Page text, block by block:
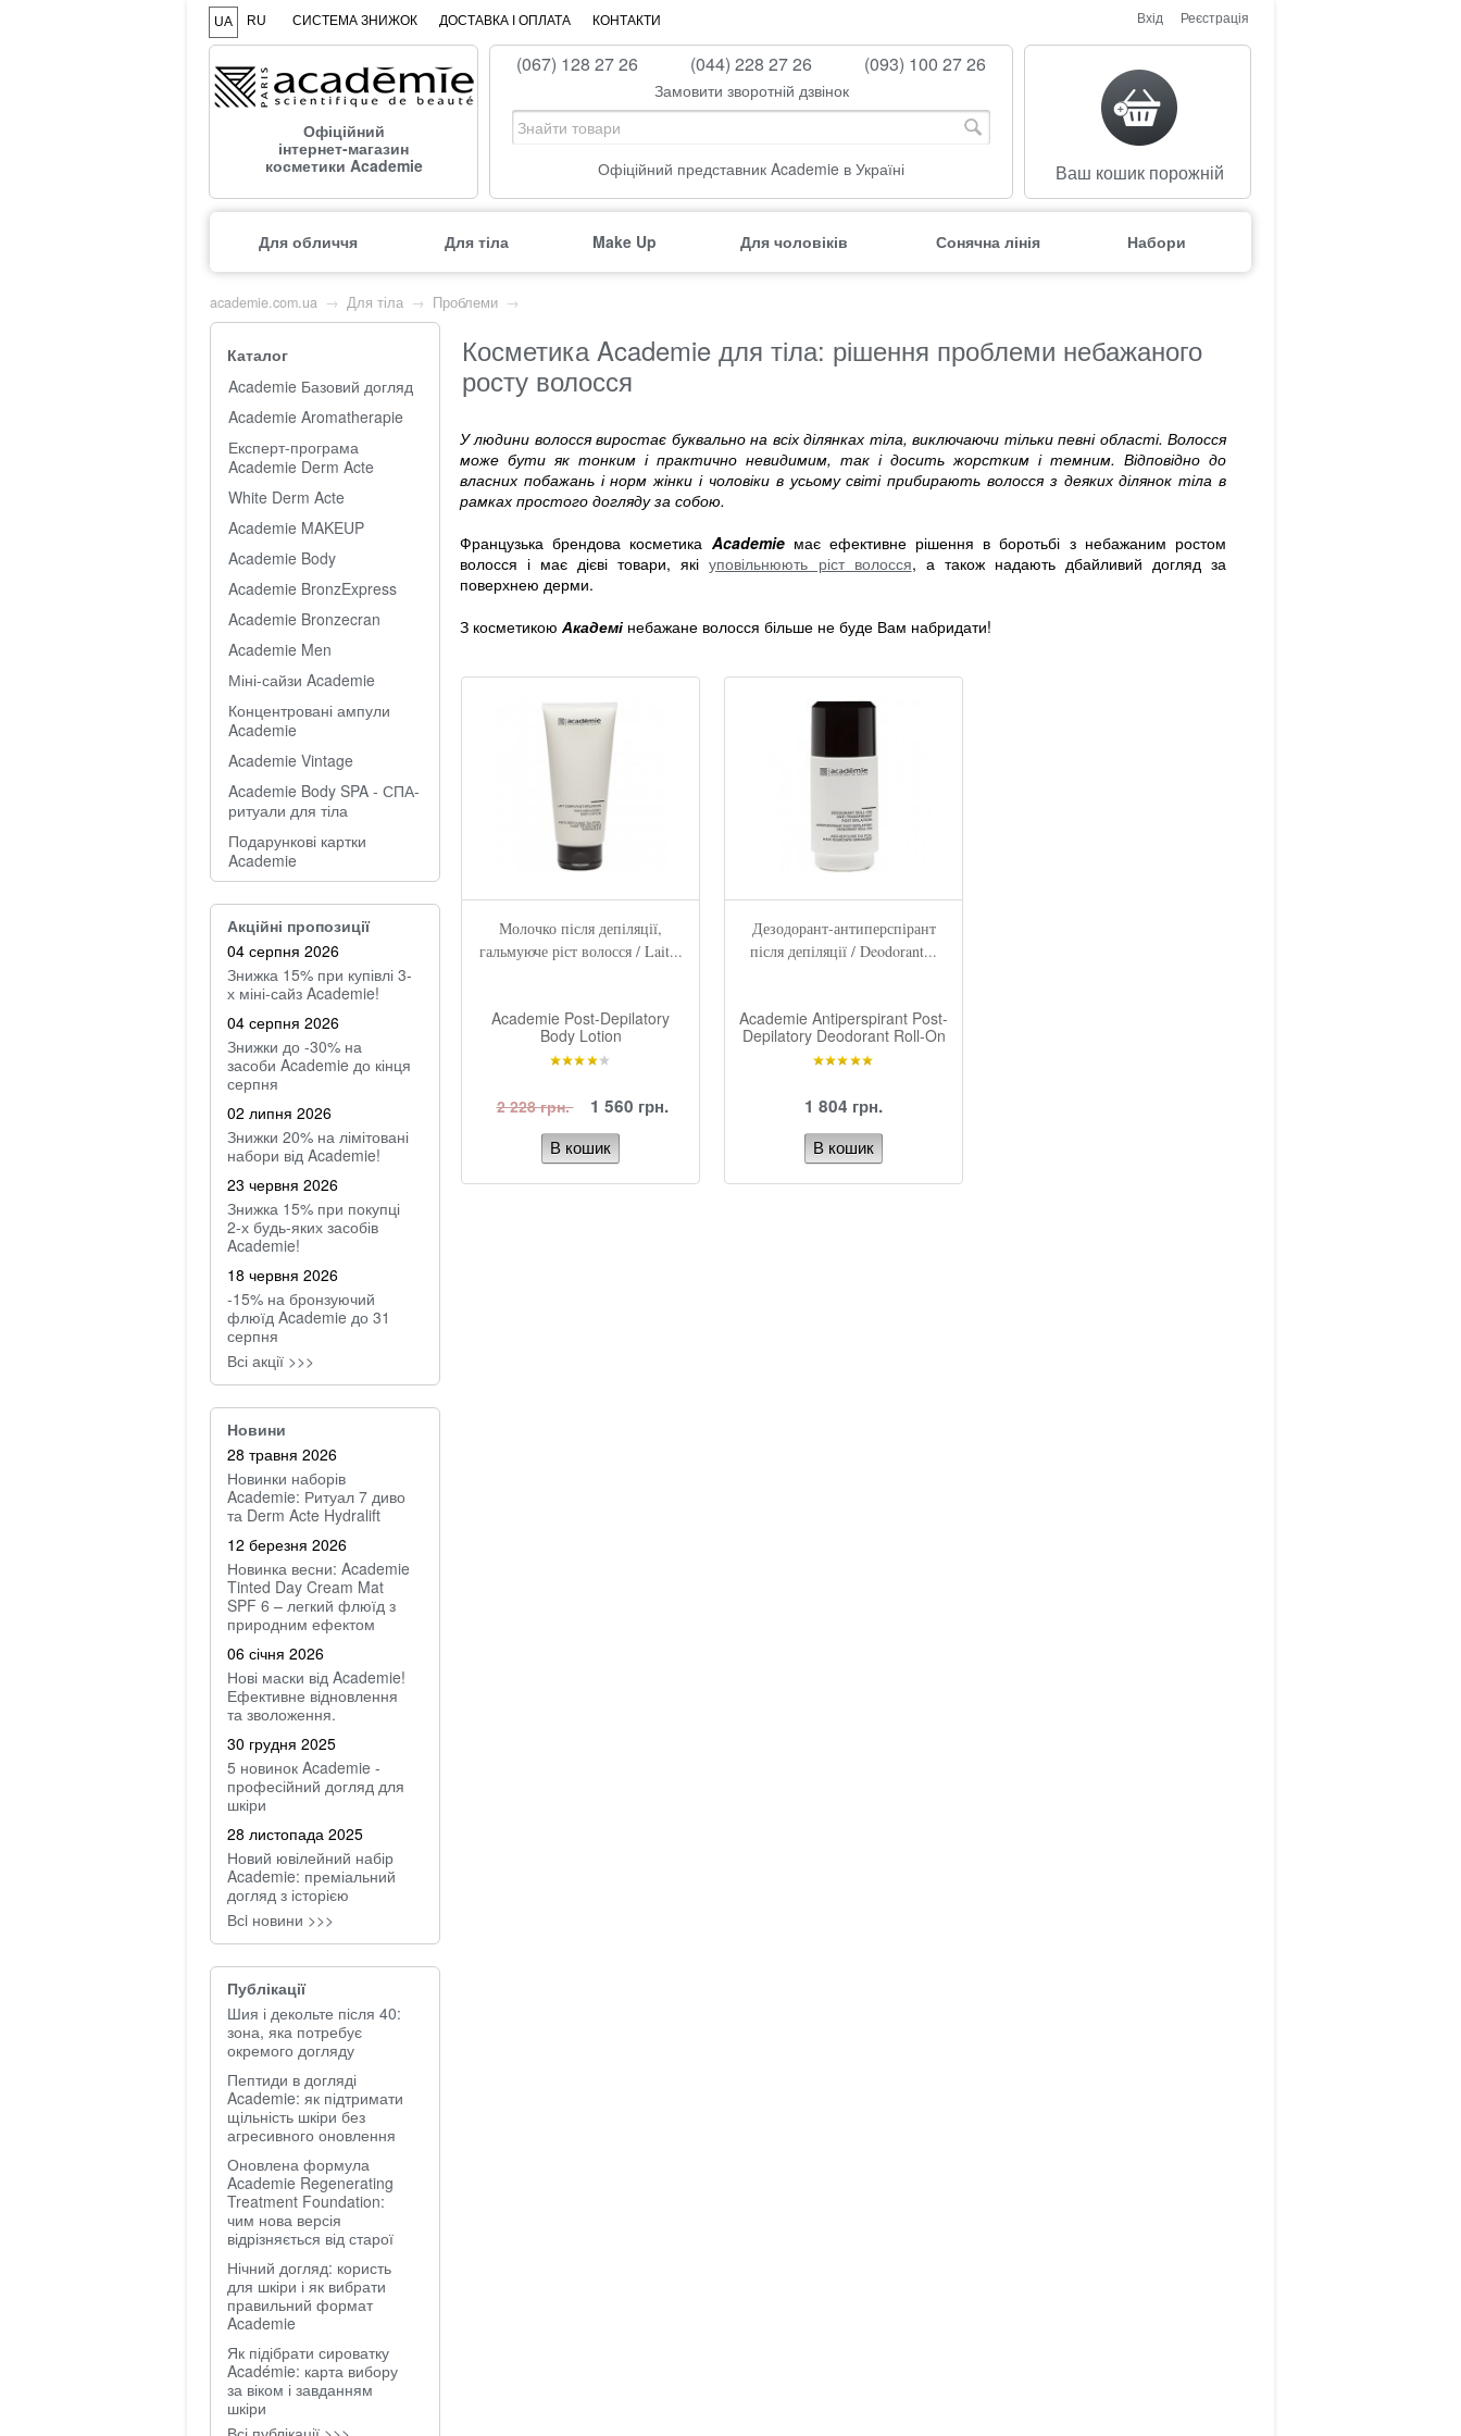
UA RU СИСТЕМА ЗНИЖОК ДОСТАВКА І ОПЛАТА КОНТАКТИ Вхід Реєстрація
Офіційний
інтернет-магазин
косметики Academie
(067) 128 27 26 (044) 228 27 26 (093) 100 27 26
Замовити зворотній дзвінок
Офіційний представник Academie в Україні Ваш кошик порожній
Для обличчя Для тіла Make Up Для чоловіків Сонячна лінія Набори
academie.com.ua → Для тіла → Проблеми →
Каталог
Academie Базовий догляд
Academie Aromatherapie
Експерт-програма
Academie Derm Acte
White Derm Acte
Academie MAKEUP
Academie Body
Academie BronzExpress
Academie Bronzecran
Academie Men
Міні-сайзи Academie
Концентровані ампули
Academie
Academie Vintage
Academie Body SPA - СПА-
ритуали для тіла
Подарункові картки
Academie
Акційні пропозиції
04 серпня 2026
Знижка 15% при купівлі 3-
х міні-сайз Academie!
04 серпня 2026
Знижки до -30% на
засоби Academie до кінця
серпня
02 липня 2026
Знижки 20% на лімітовані
набори від Academie!
23 червня 2026
Знижка 15% при покупці
2-х будь-яких засобів
Academie!
18 червня 2026
-15% на бронзуючий
флюїд Academie до 31
серпня
Всі акції >>>
Новини
28 травня 2026
Новинки наборів
Academie: Ритуал 7 диво
та Derm Acte Hydralift
12 березня 2026
Новинка весни: Academie
Tinted Day Cream Mat
SPF 6 – легкий флюїд з
природним ефектом
06 січня 2026
Нові маски від Academie!
Ефективне відновлення
та зволоження.
30 грудня 2025
5 новинок Academie -
професійний догляд для
шкіри
28 листопада 2025
Новий ювілейний набір
Academie: преміальний
догляд з історією
Всi новини >>>
Публікації
Шия і декольте після 40:
зона, яка потребує
окремого догляду
Пептиди в догляді
Academie: як підтримати
щільність шкіри без
агресивного оновлення
Оновлена формула
Academie Regenerating
Treatment Foundation:
чим нова версія
відрізняється від старої
Нічний догляд: користь
для шкіри і як вибрати
правильний формат
Academie
Як підібрати сироватку
Académie: карта вибору
за віком і завданням
шкіри
Косметика Academie для тіла: рішення проблеми небажаного
росту волосся
У людини волосся виростає буквально на всіх ділянках тіла, виключаючи тільки певні області. Волосся
може бути як тонким і практично невидимим, так і досить жорстким і темним. Відповідно до
власних побажань і норм жінки і чоловіки в усьому світі прибирають волосся з деяких ділянок тіла в
рамках простого догляду за собою.
Французька брендова косметика Academieмає ефективне рішення в боротьбі з небажаним ростом
волосся і має дієві товари, якіуповільнюють ріст волосся, а також надають дбайливий догляд за
поверхнею дерми.
З косметикою Академі небажане волосся більше не буде Вам набридати!
Молочко після депіляції,
гальмуюче ріст волосся / Lait...
Academie Post-Depilatory
Body Lotion
2 228 грн. 1 560 грн.
Дезодорант-антиперспірант
після депіляції / Deodorant...
Academie Antiperspirant Post-
Depilatory Deodorant Roll-On
1 804 грн.